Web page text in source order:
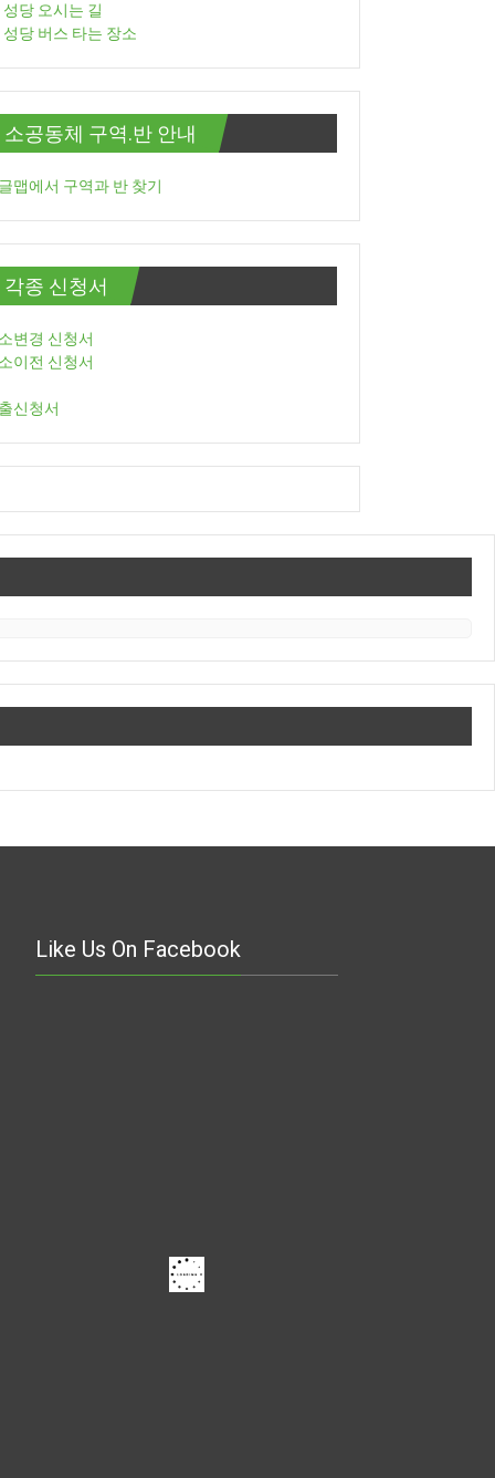
성당 오시는 길
성당 버스 타는 장소
소공동체 구역.반 안내
맵에서 구역과 반 찾기
각종 신청서
변경 신청서
이전 신청서
신청서
Like Us On Facebook